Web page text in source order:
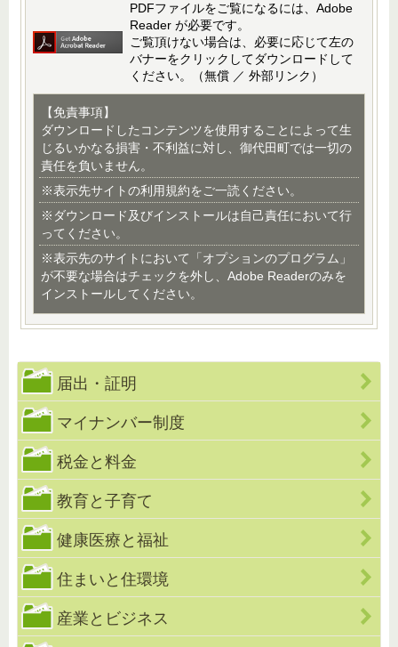
PDFファイルをご覧になるには、Adobe
Reader が必要です。
ご覧頂けない場合は、必要に応じて左の
バナーをクリックしてダウンロードして
ください。（無償 ／ 外部リンク）
【免責事項】
ダウンロードしたコンテンツを使用することによって生
じるいかなる損害・不利益に対し、御代田町では一切の
責任を負いません。
※表示先サイトの利用規約をご一読ください。
※ダウンロード及びインストールは自己責任において行
ってください。
※表示先のサイトにおいて「オプションのプログラム」
が不要な場合はチェックを外し、Adobe Readerのみを
インストールしてください。
届出・証明
マイナンバー制度
税金と料金
教育と子育て
健康医療と福祉
住まいと住環境
産業とビジネス